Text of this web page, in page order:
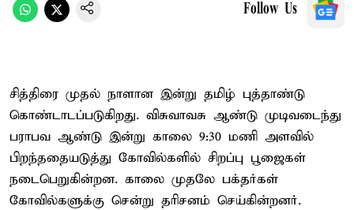
Follow Us
சித்திரை முதல் நாளான இன்று தமிழ் புத்தாண்டு
கொண்டாடப்படுகிறது. விசுவாவசு ஆண்டு முடிவடைந்து
பராபவ ஆண்டு இன்று காலை 9:30 மணி அளவில்
பிறந்ததையடுத்து கோவில்களில் சிறப்பு பூஜைகள்
நடைபெறுகின்றன. காலை முதலே பக்தர்கள்
கோவில்களுக்கு சென்று தரிசனம் செய்கின்றனர்.